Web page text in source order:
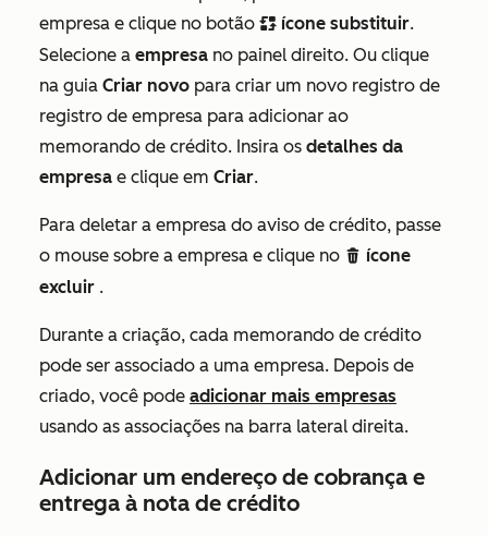
empresa e clique no botão replace ícone substituir.
Selecione a empresa no painel direito. Ou clique
na guia Criar novo para criar um novo registro de
registro de empresa para adicionar ao
memorando de crédito. Insira os detalhes da
empresa e clique em Criar.
Para deletar a empresa do aviso de crédito, passe
o mouse sobre a empresa e clique no delete ícone
excluir .
Durante a criação, cada memorando de crédito
pode ser associado a uma empresa. Depois de
criado, você pode adicionar mais empresas
usando as associações na barra lateral direita.
Adicionar um endereço de cobrança e
entrega à nota de crédito